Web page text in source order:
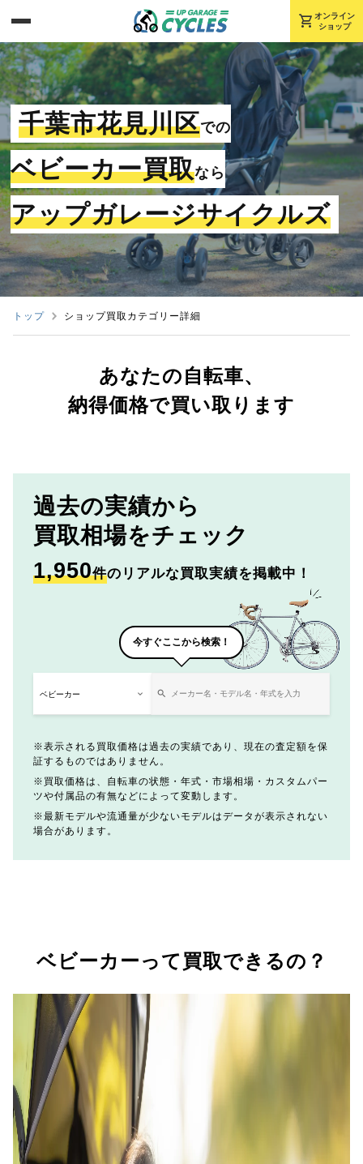
shopping_cart オンライン
ショップ
千葉市花見川区での
ベビーカー買取なら
アップガレージサイクルズ
トップ ショップ買取カテゴリー詳細
あなたの自転車、
納得価格で買い取ります
過去の実績から
買取相場をチェック
1,950件のリアルな買取実績を掲載中！
今すぐここから検索！
表示される買取価格は過去の実績であり、現在の査定額を保
証するものではありません。
買取価格は、自転車の状態・年式・市場相場・カスタムパー
ツや付属品の有無などによって変動します。
最新モデルや流通量が少ないモデルはデータが表示されない
場合があります。
ベビーカーって買取できるの？